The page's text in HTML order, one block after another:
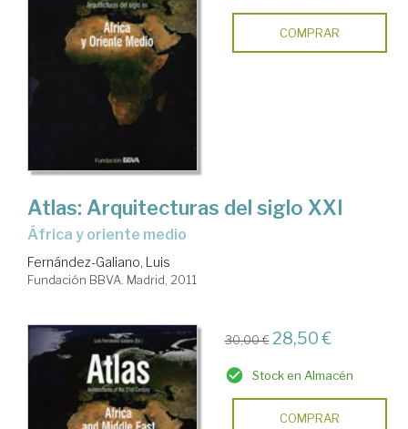
COMPRAR
Atlas: Arquitecturas del siglo XXI
África y oriente medio
Fernández-Galiano, Luis
Fundación BBVA. Madrid, 2011
30,00 € 28,50 €
Stock en Almacén
COMPRAR